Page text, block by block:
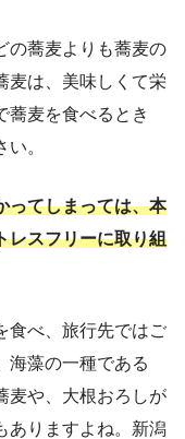
の蕎麦よりも蕎麦の
麦は、美味しくて栄
蕎麦を食べるとき
。
ってしまっては、本
レスフリーに取り組
食べ、旅行先ではご
海藻の一種である
麦や、大根おろしが
ありますよね。新潟